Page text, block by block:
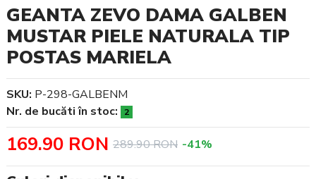
GEANTA ZEVO DAMA GALBEN
MUSTAR PIELE NATURALA TIP
POSTAS MARIELA
SKU: P-298-GALBENM
Nr. de bucăti în stoc:
2
169.90 RON 289.90 RON -41%